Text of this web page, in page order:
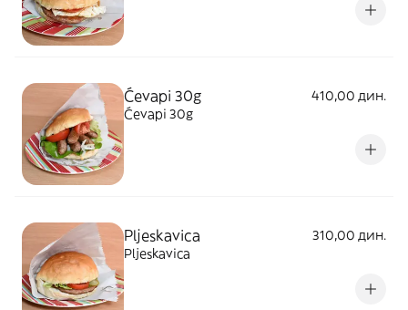
Ćevapi 30g
410,00 дин.
Ćevapi 30g
Pljeskavica
310,00 дин.
Pljeskavica